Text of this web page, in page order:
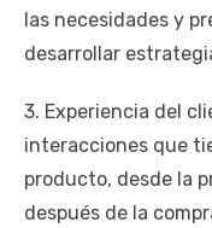
las necesidades y
desarrollar
3. Experiencia del
interacciones que
producto, desde la
después de la